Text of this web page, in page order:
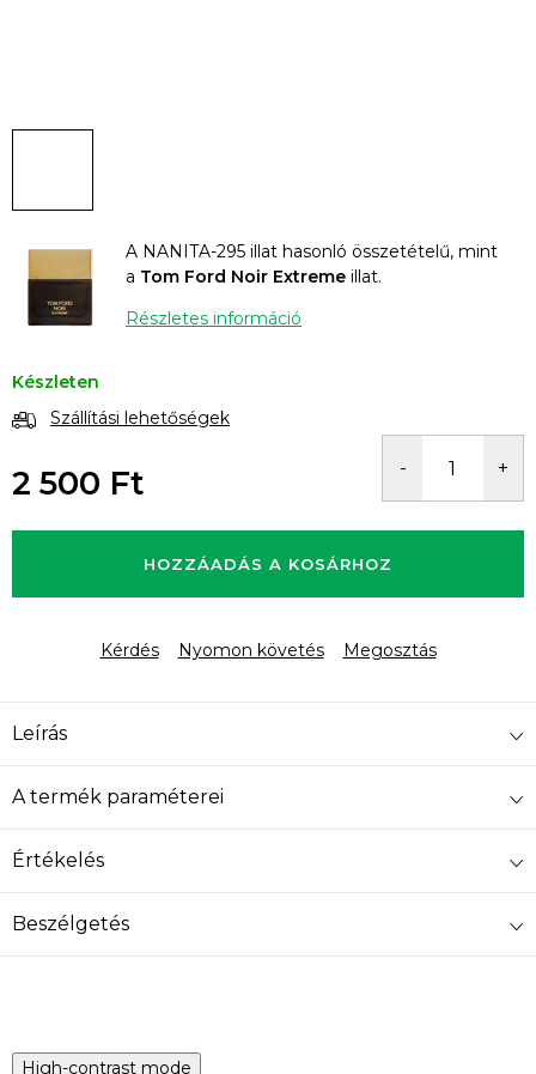
A NANITA-295 illat hasonló összetételű, mint
a Tom Ford Noir Extreme illat.
Részletes információ
Készleten
Szállítási lehetőségek
2 500 Ft
HOZZÁADÁS A KOSÁRHOZ
Kérdés Nyomon követés Megosztás
Leírás
A termék paraméterei
Értékelés
Beszélgetés
High-contrast mode